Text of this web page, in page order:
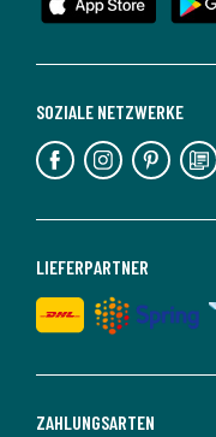
ZAHLUNGSARTEN
LIEFERPARTNER
SOZIALE NETZWERKE